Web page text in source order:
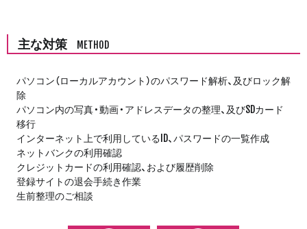
主な対策 METHOD
パソコン（ローカルアカウント）のパスワード解析、及びロック解
除
パソコン内の写真・動画・アドレスデータの整理、及びSDカード
移行
インターネット上で利用しているID、パスワードの一覧作成
ネットバンクの利用確認
クレジットカードの利用確認、および履歴削除
登録サイトの退会手続き作業
生前整理のご相談